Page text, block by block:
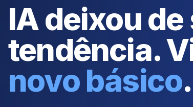
IA deixou de
tendência.
novo básico.